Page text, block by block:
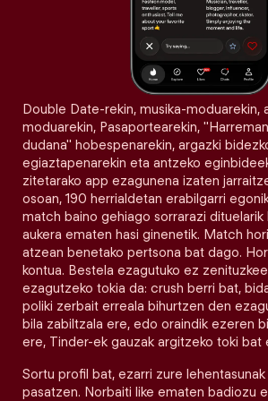
Double Date-rekin, musika-moduarekin,
moduarekin, Pasaportearekin,
dudana" hobespenarekin, argazki
egiaztapenarekin eta antzeko
zitetarako app ezagunena izaten
osoan, 190 herrialdetan erabilgarri
match baino gehiago sorrarazi dituelarik
aukera ematen hasi ginenetik. Match
atzean benetako pertsona bat dago.
kontua. Bestela ezagutuko ez
ezagutzeko tokia da: crush berri bat,
poliki zerbait erreala bihurtzen den
bila zabiltzala ere, edo oraindik ezeren
ere, Tinder-ek gauzak argitzeko toki bat
Sortu profil bat, ezarri zure
pasatzen. Norbaiti like ematen badiozu